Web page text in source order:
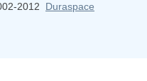
2012 Duraspace